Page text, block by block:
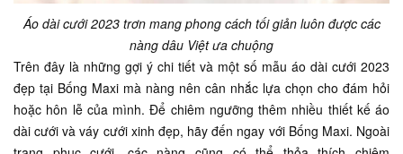
Áo dài cưới 2023 trơn mang phong cách tối giản luôn được các
nàng dâu Việt ưa chuộng
Trên đây là những gợi ý chi tiết và một số mẫu áo dài cưới 2023
đẹp tại Bống Maxi mà nàng nên cân nhắc lựa chọn cho đám hỏi
hoặc hôn lễ của mình. Để chiêm ngưỡng thêm nhiều thiết kế áo
dài cưới và váy cưới xinh đẹp, hãy đến ngay với Bống Maxi. Ngoài